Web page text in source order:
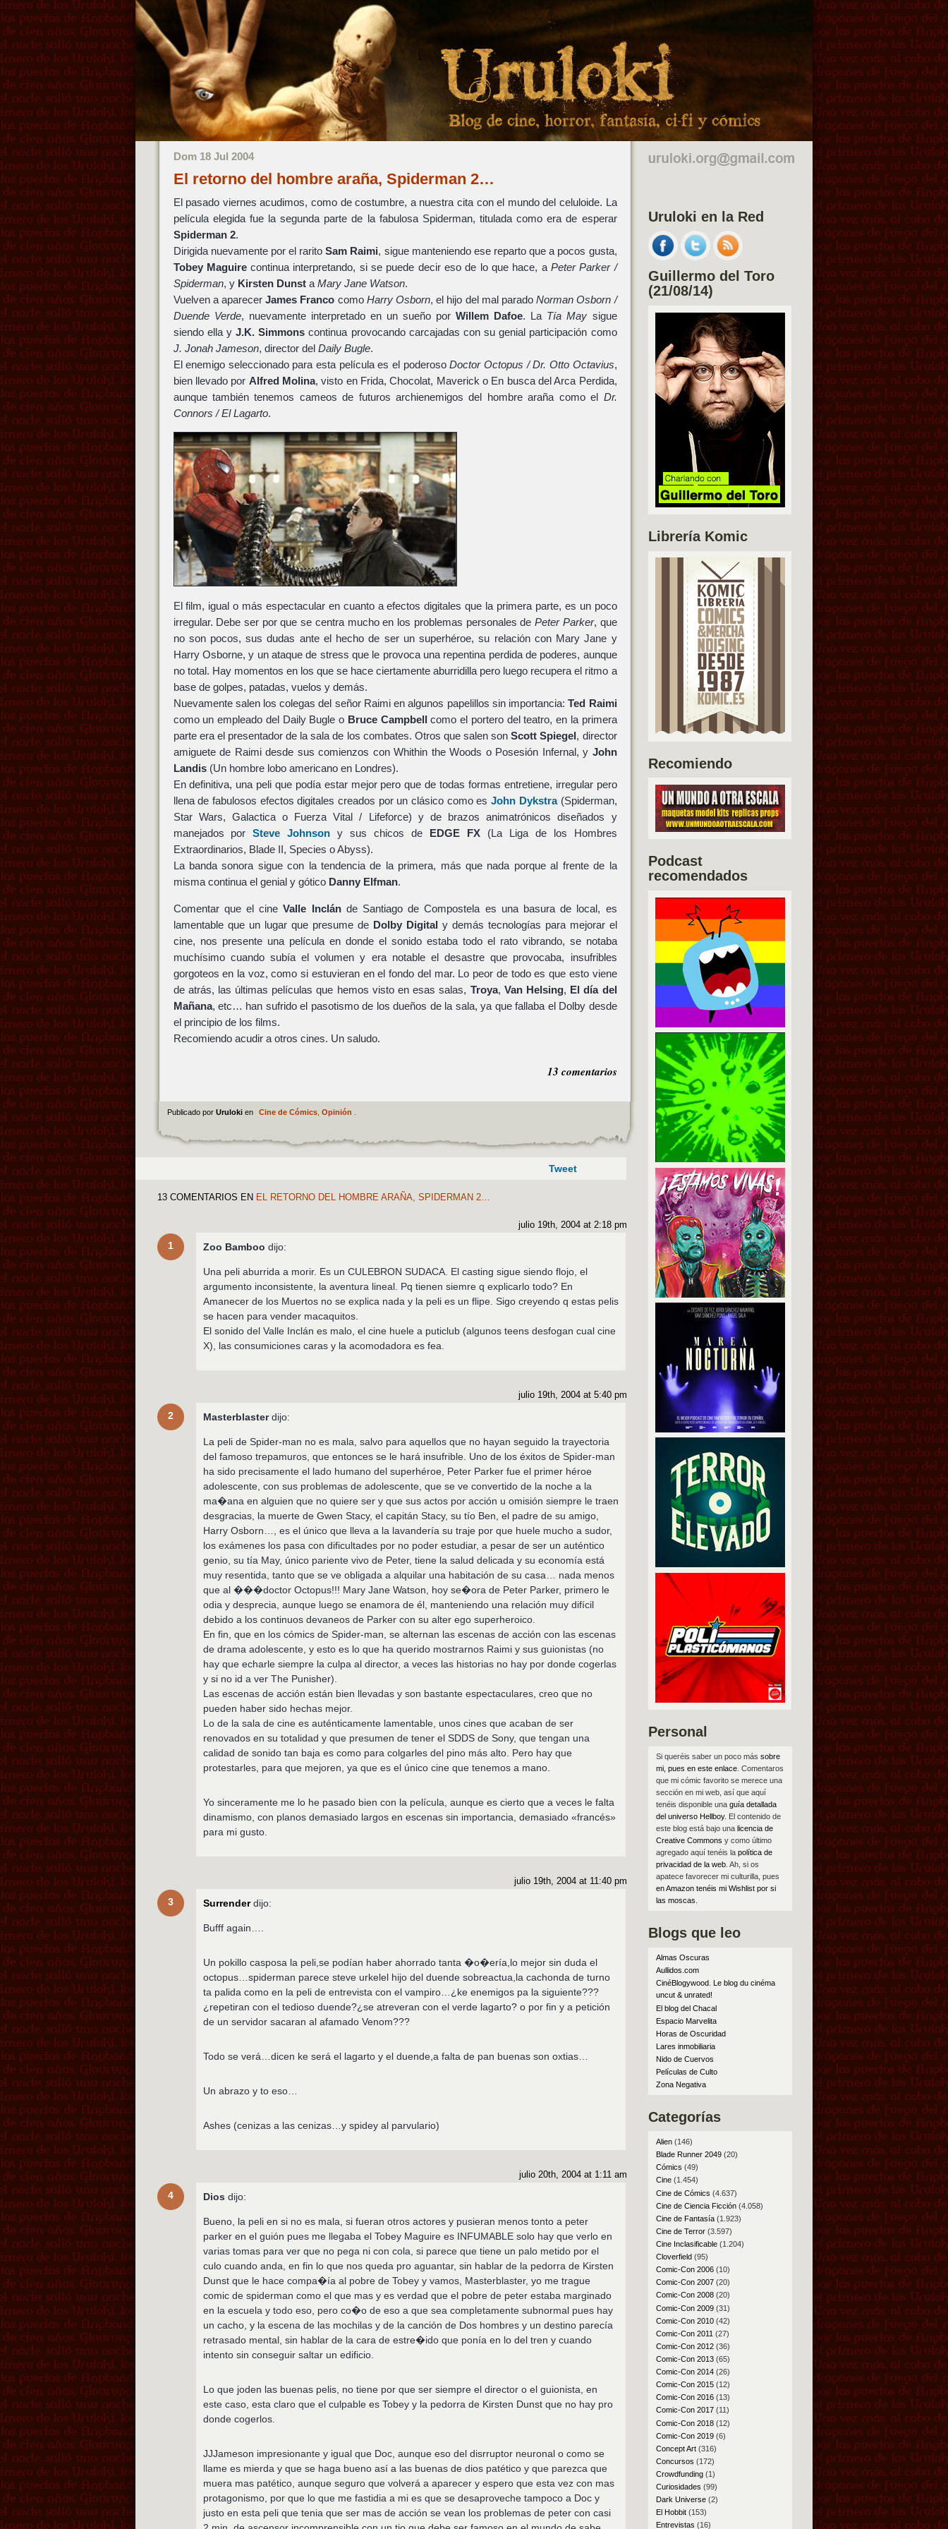
Dom 18 Jul 2004
El retorno del hombre araña, Spiderman 2…
El pasado viernes acudimos, como de costumbre, a nuestra cita con el mundo del celuloide. La
película elegida fue la segunda parte de la fabulosa Spiderman, titulada como era de esperar
Spiderman 2.
Dirigida nuevamente por el rarito Sam Raimi, sigue manteniendo ese reparto que a pocos gusta,
Tobey Maguirecontinua interpretando, si se puede decir eso de lo que hace, a Peter Parker /
Spiderman, y Kirsten Dunsta Mary Jane Watson.
Vuelven a aparecerJames Franco como Harry Osborn, el hijo del mal paradoNorman Osborn /
Duende Verde, nuevamente interpretado en un sueño porWillem Dafoe. La Tía May sigue
siendo ella yJ.K. Simmons continua provocando carcajadas con su genial participación como
J. Jonah Jameson, director del Daily Bugle.
El enemigo seleccionado para esta película es el poderosoDoctor Octopus / Dr. Otto Octavius,
bien llevado por Alfred Molina, visto en Frida, Chocolat, Maverick o En busca del Arca Perdida,
aunque también tenemos cameos de futuros archienemigos del hombre araña como el Dr.
Connors / El Lagarto.
El film, igual o más espectacular en cuanto a efectos digitales que la primera parte, es un poco
irregular. Debe ser por que se centra mucho en los problemas personales dePeter Parker, que
no son pocos, sus dudas ante el hecho de ser un superhéroe, su relación con Mary Jane y
Harry Osborne, y un ataque de stress que le provoca una repentina perdida de poderes, aunque
no total. Hay momentos en los que se hace ciertamente aburridilla pero luego recupera el ritmo a
base de golpes, patadas, vuelos y demás.
Nuevamente salen los colegas del señor Raimi en algunos papelillos sin importancia:Ted Raimi
como un empleado del Daily Bugle o Bruce Campbell como el portero del teatro, en la primera
parte era el presentador de la sala de los combates. Otros que salen sonScott Spiegel, director
amiguete de Raimi desde sus comienzos con Whithin the Woods o Posesión Infernal, y John
Landis(Un hombre lobo americano en Londres).
En definitiva, una peli que podía estar mejor pero que de todas formas entretiene, irregular pero
llena de fabulosos efectos digitales creados por un clásico como esJohn Dykstra(Spiderman,
Star Wars, Galactica o Fuerza Vital / Lifeforce) y de brazos animatrónicos diseñados y
manejados porSteve Johnson y sus chicos de EDGE FX(La Liga de los Hombres
Extraordinarios, Blade II, Species o Abyss).
La banda sonora sigue con la tendencia de la primera, más que nada porque al frente de la
misma continua el genial y gótico Danny Elfman.
Comentar que el cineValle Inclánde Santiago de Compostela es una basura de local, es
lamentable que un lugar que presume de Dolby Digital y demás tecnologías para mejorar el
cine, nos presente una película en donde el sonido estaba todo el rato vibrando, se notaba
muchísimo cuando subía el volumen y era notable el desastre que provocaba, insufribles
gorgoteos en la voz, como si estuvieran en el fondo del mar. Lo peor de todo es que esto viene
de atrás, las últimas películas que hemos visto en esas salas, Troya, Van Helsing, El día del
Mañana, etc… han sufrido el pasotismo de los dueños de la sala, ya que fallaba el Dolby desde
el principio de los films.
Recomiendo acudir a otros cines. Un saludo.
13 comentarios
Publicado por Uruloki en Cine de Cómics, Opinión
Tweet
13 COMENTARIOS EN EL RETORNO DEL HOMBRE ARAÑA, SPIDERMAN 2…
1
julio 19th, 2004 at 2:18 pm
Zoo Bamboo dijo:
Una peli aburrida a morir. Es un CULEBRON SUDACA. El casting sigue siendo flojo, el
argumento inconsistente, la aventura lineal. Pq tienen siemre q explicarlo todo? En
Amanecer de los Muertos no se explica nada y la peli es un flipe. Sigo creyendo q estas pelis
se hacen para vender macaquitos.
El sonido del Valle Inclán es malo, el cine huele a puticlub (algunos teens desfogan cual cine
X), las consumiciones caras y la acomodadora es fea.
2
julio 19th, 2004 at 5:40 pm
Masterblasterdijo:
La peli de Spider-man no es mala, salvo para aquellos que no hayan seguido la trayectoria
del famoso trepamuros, que entonces se le hará insufrible. Uno de los éxitos de Spider-man
ha sido precisamente el lado humano del superhéroe, Peter Parker fue el primer héroe
adolescente, con sus problemas de adolescente, que se ve convertido de la noche a la
ma�ana en alguien que no quiere ser y que sus actos por acción u omisión siempre le traen
desgracias, la muerte de Gwen Stacy, el capitán Stacy, su tío Ben, el padre de su amigo,
Harry Osborn…, es el único que lleva a la lavandería su traje por que huele mucho a sudor,
los exámenes los pasa con dificultades por no poder estudiar, a pesar de ser un auténtico
genio, su tía May, único pariente vivo de Peter, tiene la salud delicada y su economía está
muy resentida, tanto que se ve obligada a alquilar una habitación de su casa… nada menos
que al ���doctor Octopus!!! Mary Jane Watson, hoy se�ora de Peter Parker, primero le
odia y desprecia, aunque luego se enamora de él, manteniendo una relación muy difícil
debido a los continuos devaneos de Parker con su alter ego superheroico.
En fin, que en los cómics de Spider-man, se alternan las escenas de acción con las escenas
de drama adolescente, y esto es lo que ha querido mostrarnos Raimi y sus guionistas (no
hay que echarle siempre la culpa al director, a veces las historias no hay por donde cogerlas
y si no id a ver The Punisher).
Las escenas de acción están bien llevadas y son bastante espectaculares, creo que no
pueden haber sido hechas mejor.
Lo de la sala de cine es auténticamente lamentable, unos cines que acaban de ser
renovados en su totalidad y que presumen de tener el SDDS de Sony, que tengan una
calidad de sonido tan baja es como para colgarles del pino más alto. Pero hay que
protestarles, para que mejoren, ya que es el único cine que tenemos a mano.
Yo sinceramente me lo he pasado bien con la película, aunque es cierto que a veces le falta
dinamismo, con planos demasiado largos en escenas sin importancia, demasiado «francés»
para mi gusto.
3
julio 19th, 2004 at 11:40 pm
Surrenderdijo:
Bufff again….
Un pokillo casposa la peli,se podían haber ahorrado tanta �o�ería,lo mejor sin duda el
octopus…spiderman parece steve urkelel hijo del duende sobreactua,la cachonda de turno
ta palida como en la peli de entrevista con el vampiro…¿ke enemigos pa la siguiente???
¿repetiran con el tedioso duende?¿se atreveran con el verde lagarto? o por fin y a petición
de un servidor sacaran al afamado Venom???
Todo se verá…dicen ke será el lagarto y el duende,a falta de pan buenas son oxtias…
Un abrazo y to eso…
Ashes (cenizas a las cenizas…y spidey al parvulario)
4
julio 20th, 2004 at 1:11 am
Dios dijo:
Bueno, la peli en si no es mala, si fueran otros actores y pusieran menos tonto a peter
parker en el guión pues me llegaba el Tobey Maguire es INFUMABLE solo hay que verlo en
varias tomas para ver que no pega ni con cola, si parece que tiene un palo metido por el
culo cuando anda, en fin lo que nos queda pro aguantar, sin hablar de la pedorra de Kirsten
Dunst que le hace compa�ía al pobre de Tobey y vamos, Masterblaster, yo me trague
comic de spiderman como el que mas y es verdad que el pobre de peter estaba marginado
en la escuela y todo eso, pero co�o de eso a que sea completamente subnormal pues hay
un cacho, y la escena de las mochilas y de la canción de Dos hombres y un destino parecía
retrasado mental, sin hablar de la cara de estre�ido que ponía en lo del tren y cuando
intento sin conseguir saltar un edificio.
Lo que joden las buenas pelis, no tiene por que ser siempre el director o el guionista, en
este caso, esta claro que el culpable es Tobey y la pedorra de Kirsten Dunst que no hay pro
donde cogerlos.
JJJameson impresionante y igual que Doc, aunque eso del disrruptor neuronal o como se
llame es mierda y que se haga bueno así a las buenas de dios patético y que parezca que
muera mas patético, aunque seguro que volverá a aparecer y espero que esta vez con mas
protagonismo, por que lo que me fastidia a mi es que se desaproveche tampoco a Doc y
justo en esta peli que tenia que ser mas de acción se vean los problemas de peter con casi
Uruloki en la Red
Guillermo del Toro
(21/08/14)
Librería Komic
Recomiendo
Podcast
recomendados
Personal
Si queréis saber un poco más sobre
mi, pues en este enlace. Comentaros
que mi cómic favorito se merece una
sección en mi web, así que aquí
tenéis disponible una guía detallada
del universo Hellboy. El contenido de
este blog está bajo una licencia de
Creative Commons y como último
agregado aquí tenéis la política de
privacidad de la web. Ah, si os
apatece favorecer mi culturilla, pues
en Amazon tenéis mi Wishlist por si
las moscas
Blogs que leo
Almas Oscuras
Aullidos.com
CinéBlogywood. Le blog du cinéma
uncut & unrated!
El blog del Chacal
Espacio Marvelita
Horas de Oscuridad
Lares inmobiliaria
Nido de Cuervos
Películas de Culto
Zona Negativa
Categorías
Alien(146)
Blade Runner 2049(20)
Cómics (49)
Cine(1.454)
Cine de Cómics (4.637)
Cine de Ciencia Ficción(4.058)
Cine de Fantasía(1.923)
Cine de Terror(3.597)
Cine Inclasificable(1.204)
Cloverfield(95)
Comic-Con 2006(10)
Comic-Con 2007(20)
Comic-Con 2008(20)
Comic-Con 2009(31)
Comic-Con 2010(42)
Comic-Con 2011 (27)
Comic-Con 2012(36)
Comic-Con 2013(65)
Comic-Con 2014(26)
Comic-Con 2015(12)
Comic-Con 2016(13)
Comic-Con 2017(11)
Comic-Con 2018(12)
Comic-Con 2019(6)
Concept Art(316)
Concursos (172)
Crowdfunding(1)
Curiosidades (99)
Dark Universe(2)
El Hobbit(153)
Entrevistas (16)